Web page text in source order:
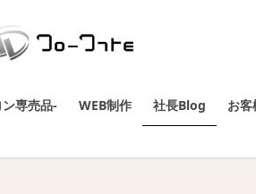
専売品- WEB制作 社長Blog お